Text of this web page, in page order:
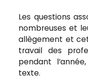
Les questions
nombreuses et
allègement et
travail des
pendant
texte.